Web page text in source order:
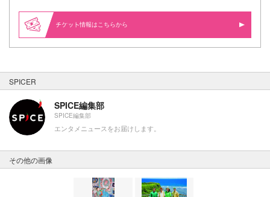
情報はこちらから
SPICER
SPICE編集部
SPICE編集部
エンタメニュースをお届けします。
その他の画像